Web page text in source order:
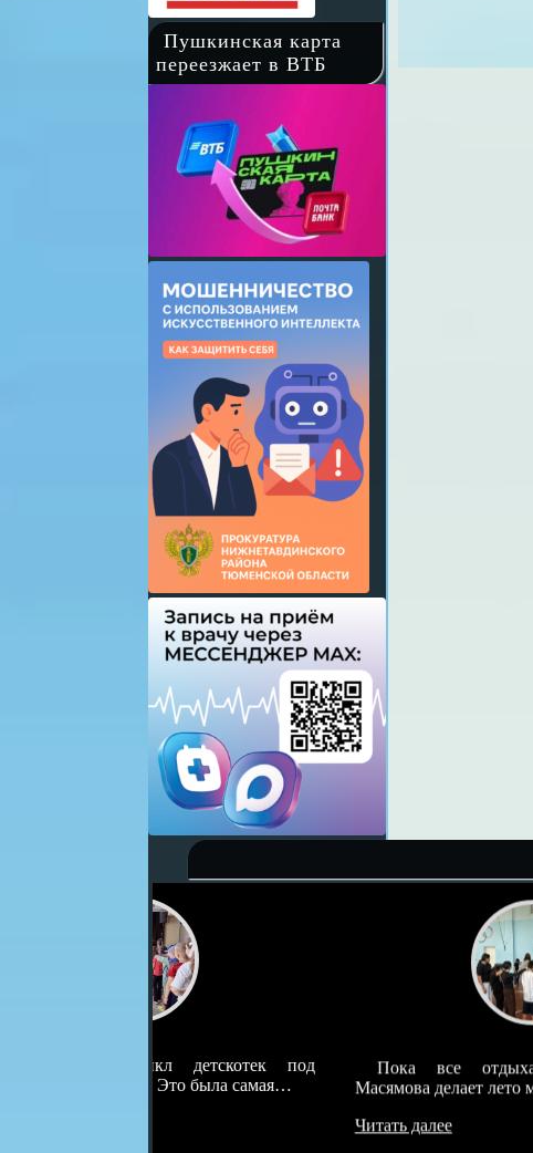
Пушкинская карта
переезжает в ВТБ
Пока все отдыхают, юная Розалина
Масямова делает лето местной детворы…